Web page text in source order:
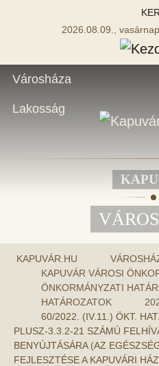
2026.08.09.,
Városháza
Lakosság
KAPUVÁR.HU
KAPUVÁR VÁROSI
ÖNKORMÁNYZATI
HATÁROZATOK
60/2022. (IV.11.) ÖKT.
PLUSZ-3.3.2-21 SZÁMÚ
BENYÚJTÁSÁRA (AZ
FEJLESZTÉSE A KAPUVÁRI